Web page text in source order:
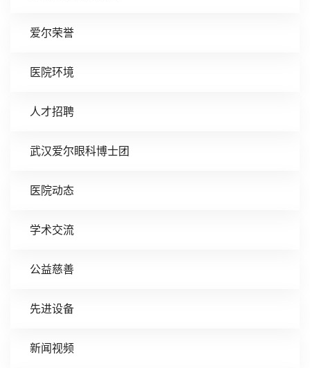
爱尔荣誉
医院环境
人才招聘
武汉爱尔眼科博士团
医院动态
学术交流
公益慈善
先进设备
新闻视频